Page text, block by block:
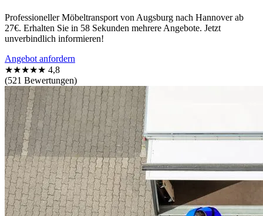
Professioneller Möbeltransport von Augsburg nach Hannover ab
27€. Erhalten Sie in 58 Sekunden mehrere Angebote. Jetzt
unverbindlich informieren!
Angebot anfordern
★★★★★ 4,8
(521 Bewertungen)